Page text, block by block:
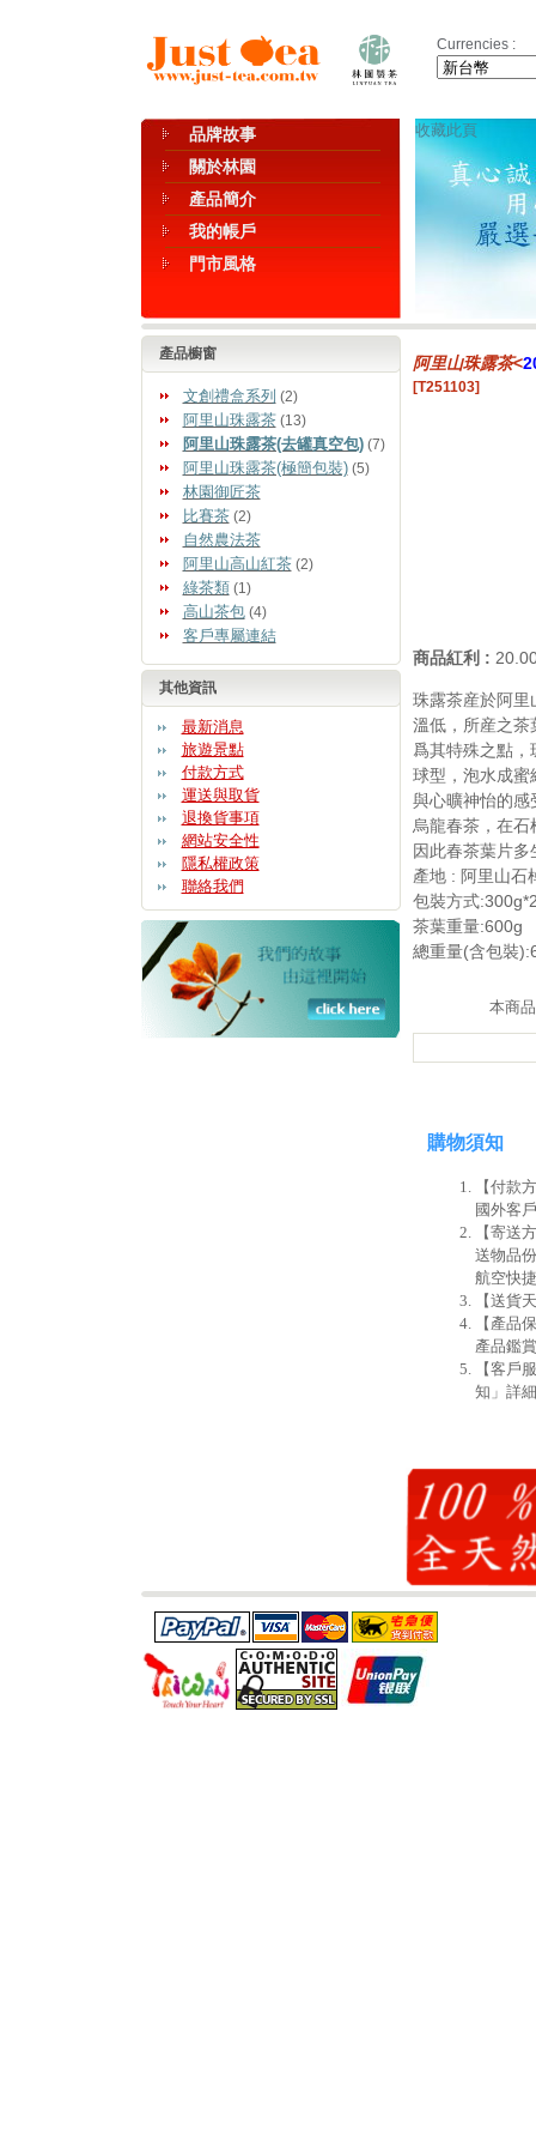
Currencies :
品牌故事
關於林園
產品簡介
我的帳戶
門市風格
收藏此頁
產品櫥窗
文創禮盒系列 (2)
阿里山珠露茶(13)
阿里山珠露茶(去罐真空包)(7)
阿里山珠露茶(極簡包裝)(5)
林園御匠茶
比賽茶(2)
自然農法茶
阿里山高山紅茶(2)
綠茶類 (1)
高山茶包(4)
客戶專屬連結
其他資訊
最新消息
旅遊景點
付款方式
運送與取貨
退換貨事項
網站安全性
隱私權政策
聯絡我們
阿里山珠露茶<
[T251103]
商品紅利 :
珠露茶産於阿里
溫低，所産之茶
爲其特殊之點
球型，泡水成蜜
與心曠神怡的感
烏龍春茶，在
因此春茶葉片
產地 : 阿里山石
包裝方式
茶葉重量:600g
總重量(含包裝
本商
購物須知
【付款
國外客
【寄送
送物品
航空快
【送貨
【產品
產品鑑
【客戶
知」詳